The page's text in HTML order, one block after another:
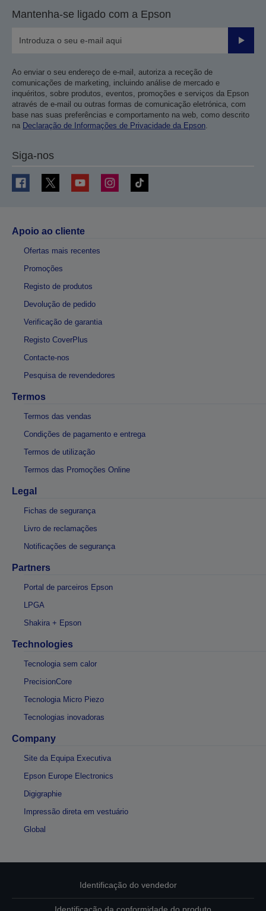
Mantenha-se ligado com a Epson
Enviar
Ao enviar o seu endereço de e-mail, autoriza a receção de
comunicações de marketing, incluindo análise de mercado e
inquéritos, sobre produtos, eventos, promoções e serviços da Epson
através de e-mail ou outras formas de comunicação eletrónica, com
base nas suas preferências e comportamento na web, como descrito
na Declaração de Informações de Privacidade da Epson.
Siga-nos
Apoio ao cliente
Ofertas mais recentes
Promoções
Registo de produtos
Devolução de pedido
Verificação de garantia
Registo CoverPlus
Contacte-nos
Pesquisa de revendedores
Termos
Termos das vendas
Condições de pagamento e entrega
Termos de utilização
Termos das Promoções Online
Legal
Fichas de segurança
Livro de reclamações
Notificações de segurança
Partners
Portal de parceiros Epson
LPGA
Shakira + Epson
Technologies
Tecnologia sem calor
PrecisionCore
Tecnologia Micro Piezo
Tecnologias inovadoras
Company
Site da Equipa Executiva
Epson Europe Electronics
Digigraphie
Impressão direta em vestuário
Global
Identificação do vendedor